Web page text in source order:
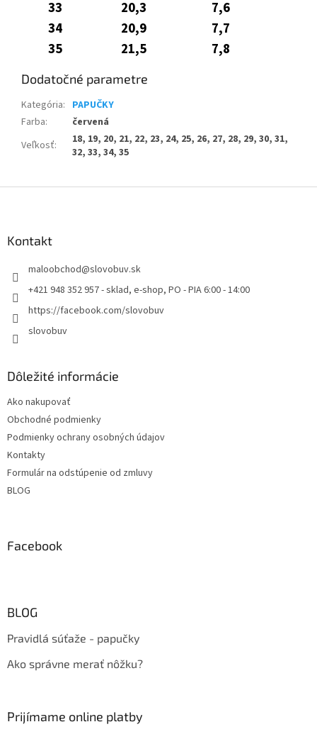
33
20,3
7,6
34
20,9
7,7
35
21,5 7,8
Dodatočné parametre
Kategória: PAPUČKY
Farba:
červená
Veľkosť:
18, 19, 20, 21, 22, 23, 24, 25, 26, 27, 28, 29, 30, 31,
32, 33, 34, 35
Kontakt
maloobchod@slovobuv.sk
+421 948 352 957 - sklad, e-shop, PO - PIA 6:00 - 14:00
https://facebook.com/slovobuv
slovobuv
Dôležité informácie
Ako nakupovať
Obchodné podmienky
Podmienky ochrany osobných údajov
Kontakty
Formulár na odstúpenie od zmluvy
BLOG
Facebook
BLOG
Pravidlá súťaže - papučky
Ako správne merať nôžku?
Prijímame online platby